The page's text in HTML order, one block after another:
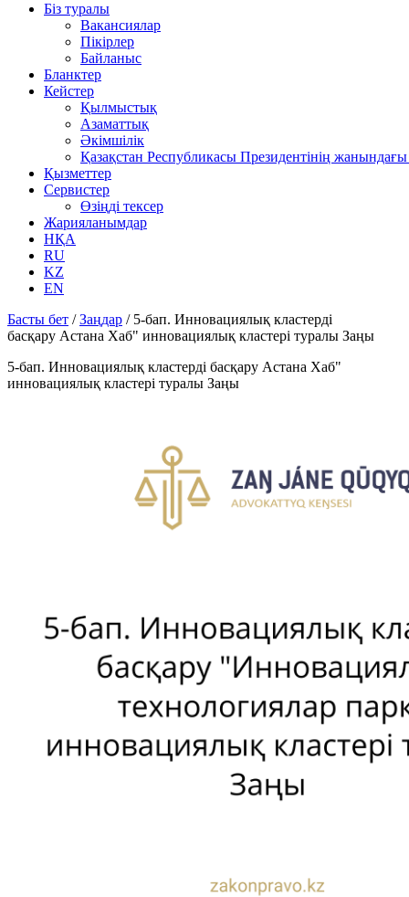
Біз туралы
Вакансиялар
Пікірлер
Байланыс
Бланктер
Кейстер
Қылмыстық
Азаматтық
Әкімшілік
Қазақстан Республикасы Президентінің
Қызметтер
Сервистер
Өзіңді тексер
Жарияланымдар
НҚА
RU
KZ
EN
Басты бет /Заңдар / 5-бап. Инновациялық кластерді
басқару Астана Хаб" инновациялық кластері туралы Заңы
5-бап. Инновациялық кластерді басқару Астана Хаб"
инновациялық кластері туралы Заңы